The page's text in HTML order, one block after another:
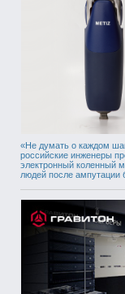
«Не думать о каждом
российские инженеры
электронный коленный
людей после ампутации